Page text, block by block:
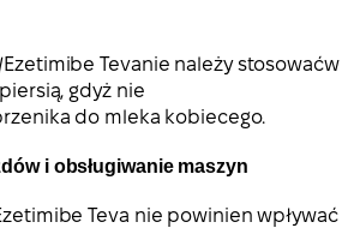
Tevanie należy stosowaćw
gdyż nie
do mleka kobiecego.
i obsługiwanie maszyn
Teva nie powinien wpływać